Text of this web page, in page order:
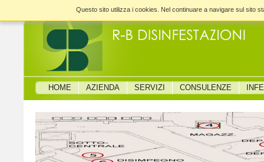
Questo sito utilizza i cookies. Nel continuare a navigare sul sito
HOME AZIENDA SERVIZI CONSULENZE